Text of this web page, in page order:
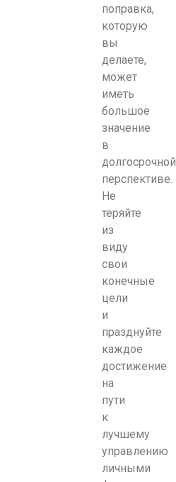
поправка,
которую
вы
делаете,
может
иметь
большое
значение
в
долгосрочной
перспективе.
Не
теряйте
из
виду
свои
конечные
цели
и
празднуйте
каждое
достижение
на
пути
к
лучшему
управлению
личными